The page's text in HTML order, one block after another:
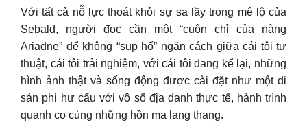
Với tất cả nỗ lực thoát khỏi sự sa lầy trong mê lộ của
Sebald, người đọc cần một “cuộn chỉ của nàng
Ariadne” để không “sụp hố” ngăn cách giữa cái tôi tự
thuật, cái tôi trải nghiệm, với cái tôi đang kể lại, những
hình ảnh thật và sống động được cài đặt như một di
sản phi hư cấu với vô số địa danh thực tế, hành trình
quanh co cùng những hồn ma lang thang.